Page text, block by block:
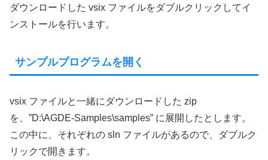
ダウンロードした vsix ファイルをダブルクリックしてイ
ンストールを行います。
サンプルプログラムを開く
vsix ファイルと一緒にダウンロードした zip
を、”D:\AGDE-Samples\samples” に展開したとします。
この中に、それぞれの sln ファイルがあるので、ダブルク
リックで開きます。